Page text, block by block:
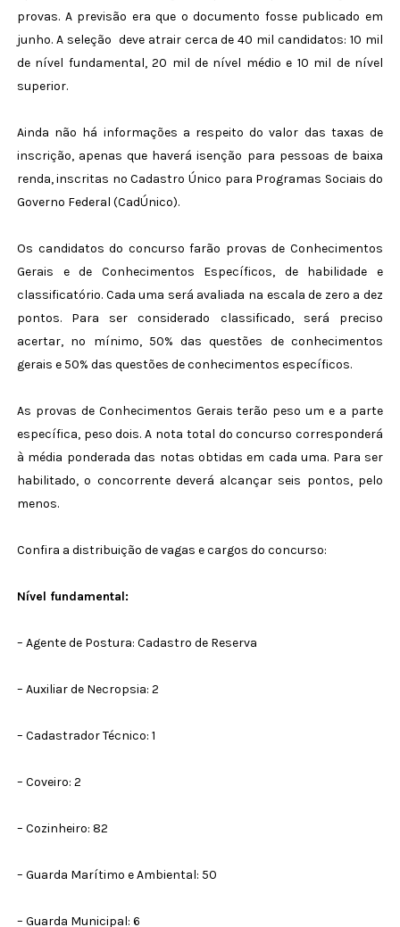
provas. A previsão era que o documento fosse publicado em
junho. A seleção deve atrair cerca de 40 mil candidatos: 10 mil
de nível fundamental, 20 mil de nível médio e 10 mil de nível
superior.
Ainda não há informações a respeito do valor das taxas de
inscrição, apenas que haverá isenção para pessoas de baixa
renda, inscritas no Cadastro Único para Programas Sociais do
Governo Federal (CadÚnico).
Os candidatos do concurso farão provas de Conhecimentos
Gerais e de Conhecimentos Específicos, de habilidade e
classificatório. Cada uma será avaliada na escala de zero a dez
pontos. Para ser considerado classificado, será preciso
acertar, no mínimo, 50% das questões de conhecimentos
gerais e 50% das questões de conhecimentos específicos.
As provas de Conhecimentos Gerais terão peso um e a parte
específica, peso dois. A nota total do concurso corresponderá
à média ponderada das notas obtidas em cada uma. Para ser
habilitado, o concorrente deverá alcançar seis pontos, pelo
menos.
Confira a distribuição de vagas e cargos do concurso:
Nível fundamental:
– Agente de Postura: Cadastro de Reserva
– Auxiliar de Necropsia: 2
– Cadastrador Técnico: 1
– Coveiro: 2
– Cozinheiro: 82
– Guarda Marítimo e Ambiental: 50
– Guarda Municipal: 6